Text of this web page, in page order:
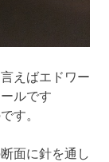
えばエドワー
ルです
す。
面に針を通し